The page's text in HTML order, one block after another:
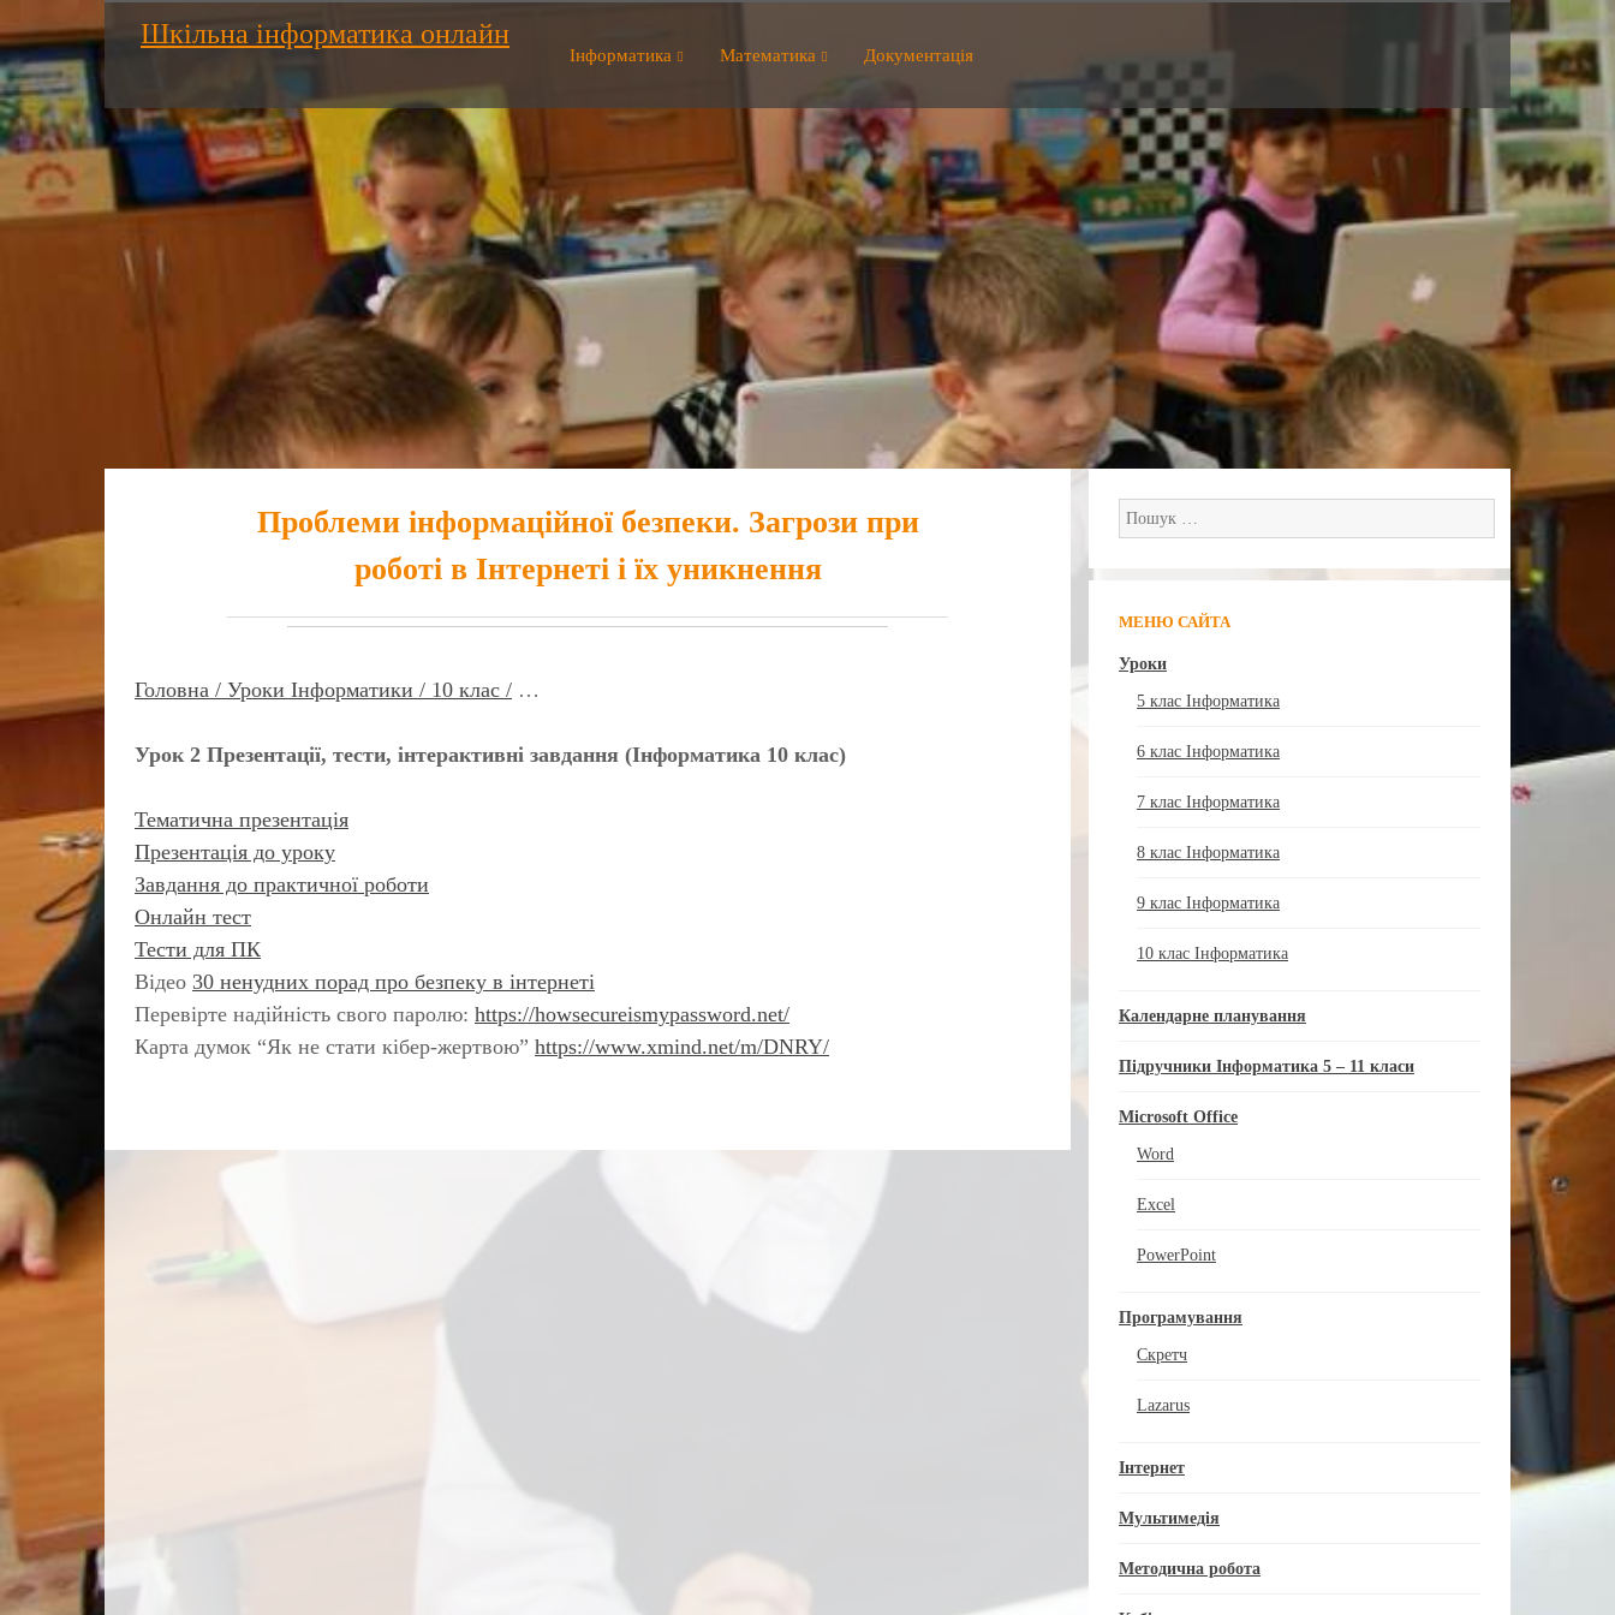
Шкільна інформатика онлайн
Інформатика Математика Документація
Проблеми інформаційної безпеки. Загрози при
роботі в Інтернеті і їх уникнення
Головна / Уроки Інформатики / 10 клас / …
Урок 2 Презентації, тести, інтерактивні завдання (Інформатика 10 клас)
Тематична презентація
Презентація до уроку
Завдання до практичної роботи
Онлайн тест
Тести для ПК
Відео 30 ненудних порад про безпеку в інтернеті
Перевірте надійність свого паролю: https://howsecureismypassword.net/
Карта думок “Як не стати кібер-жертвою” https://www.xmind.net/m/DNRY/
Пошук:
МЕНЮ САЙТА
Уроки
5 клас Інформатика
6 клас Інформатика
7 клас Інформатика
8 клас Інформатика
9 клас Інформатика
10 клас Інформатика
Календарне планування
Підручники Інформатика 5 – 11 класи
Microsoft Office
Word
Excel
PowerPoint
Програмування
Скретч
Lazarus
Інтернет
Мультимедія
Методична робота